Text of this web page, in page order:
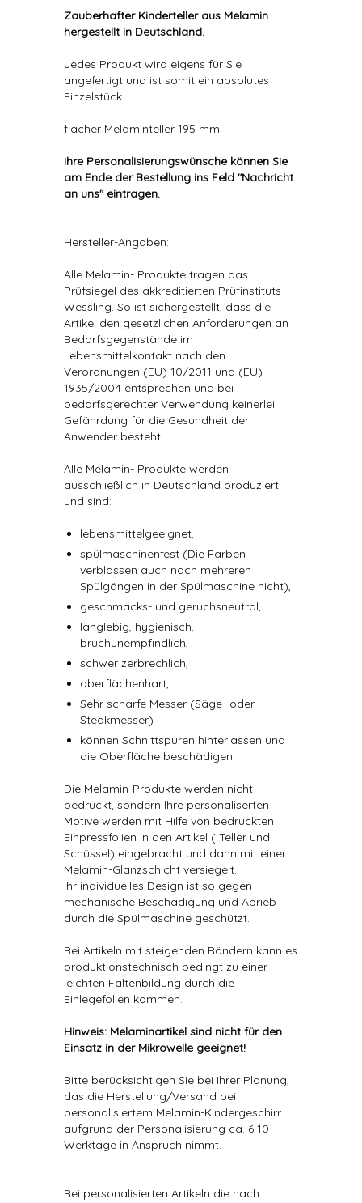
Zauberhafter Kinderteller aus Melamin
hergestellt in Deutschland.
Jedes Produkt wird eigens für Sie
angefertigt und ist somit ein absolutes
Einzelstück.
flacher Melaminteller 195 mm
Ihre Personalisierungswünsche können Sie
am Ende der Bestellung ins Feld "Nachricht
an uns" eintragen.
Hersteller-Angaben:
Alle Melamin- Produkte tragen das
Prüfsiegel des akkreditierten Prüfinstituts
Wessling. So ist sichergestellt, dass die
Artikel den gesetzlichen Anforderungen an
Bedarfsgegenstände im
Lebensmittelkontakt nach den
Verordnungen (EU) 10/2011 und (EU)
1935/2004 entsprechen und bei
bedarfsgerechter Verwendung keinerlei
Gefährdung für die Gesundheit der
Anwender besteht.
Alle Melamin- Produkte werden
ausschließlich in Deutschland produziert
und sind:
lebensmittelgeeignet,
spülmaschinenfest (Die Farben
verblassen auch nach mehreren
Spülgängen in der Spülmaschine nicht),
geschmacks- und geruchsneutral,
langlebig, hygienisch,
bruchunempfindlich,
schwer zerbrechlich,
oberflächenhart,
Sehr scharfe Messer (Säge- oder
Steakmesser)
können Schnittspuren hinterlassen und
die Oberfläche beschädigen.
Die Melamin-Produkte werden nicht
bedruckt, sondern Ihre personaliserten
Motive werden mit Hilfe von bedruckten
Einpressfolien in den Artikel ( Teller und
Schüssel) eingebracht und dann mit einer
Melamin-Glanzschicht versiegelt.
Ihr individuelles Design ist so gegen
mechanische Beschädigung und Abrieb
durch die Spülmaschine geschützt.
Bei Artikeln mit steigenden Rändern kann es
produktionstechnisch bedingt zu einer
leichten Faltenbildung durch die
Einlegefolien kommen.
Hinweis: Melaminartikel sind nicht für den
Einsatz in der Mikrowelle geeignet!
Bitte berücksichtigen Sie bei Ihrer Planung,
das die Herstellung/Versand bei
personalisiertem Melamin-Kindergeschirr
aufgrund der Personalisierung ca. 6-10
Werktage in Anspruch nimmt.
Bei personalisierten Artikeln die nach